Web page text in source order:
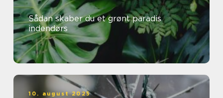
Sådan skaber du et grønt paradis
indendørs
10. august 2025